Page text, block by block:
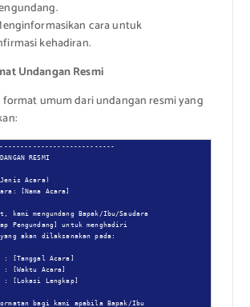
cara untuk
kehadiran.
Undangan Resmi
format umum dari undangan resmi yang
RESMI
Acara)
[Nama Acara]
kami mengundang Bapak/Ibu/Saudara
Pengundang] untuk menghadiri
akan dilaksanakan pada:
: [Tanggal Acara]
: [Waktu Acara]
: [Lokasi Lengkap]
bagi kami apabila Bapak/Ibu